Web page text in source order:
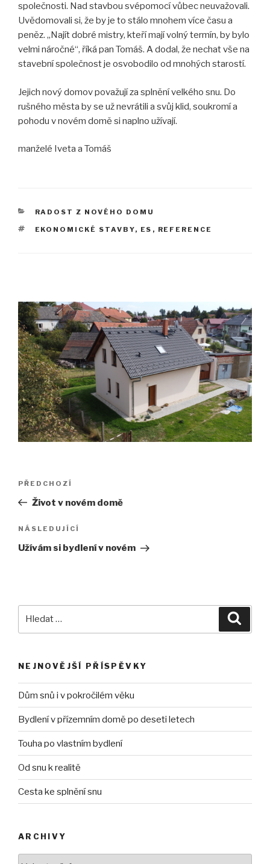
společnosti. Nad stavbou svépomocí vůbec neuvažovali.
Uvědomovali si, že by je to stálo mnohem více času a
peněz. „Najít dobré mistry, kteří mají volný termín, by bylo
velmi náročné“, říká pan Tomáš. A dodal, že nechat vše na
stavební společnost je osvobodilo od mnohých starostí.
Jejich nový domov považují za splnění velkého snu. Do
rušného města by se už nevrátili a svůj klid, soukromí a
pohodu v novém domě si naplno užívají.
manželé Iveta a Tomáš
RUBRIKY
RADOST Z NOVÉHO DOMU
ŠTÍTKY
EKONOMICKÉ STAVBY, ES , REFERENCE
Navigace
pro
příspěvek
Předchozí
příspěvek
PŘEDCHOZÍ
Život v novém domě
Následující
příspěvek
NÁSLEDUJÍCÍ
Užívám si bydlení v novém
NEJNOVĚJŠÍ PŘÍSPĚVKY
Dům snů i v pokročilém věku
Bydlení v přízemním domě po deseti letech
Touha po vlastním bydlení
Od snu k realitě
Cesta ke splnění snu
ARCHIVY